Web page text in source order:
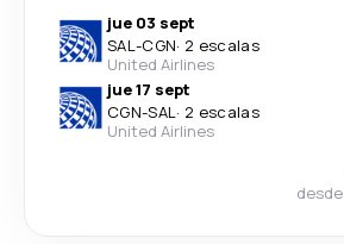
jue 03 sept
SAL-CGN· 2 escalas
United Airlines
jue 17 sept
CGN-SAL· 2 escalas
United Airlines
desde